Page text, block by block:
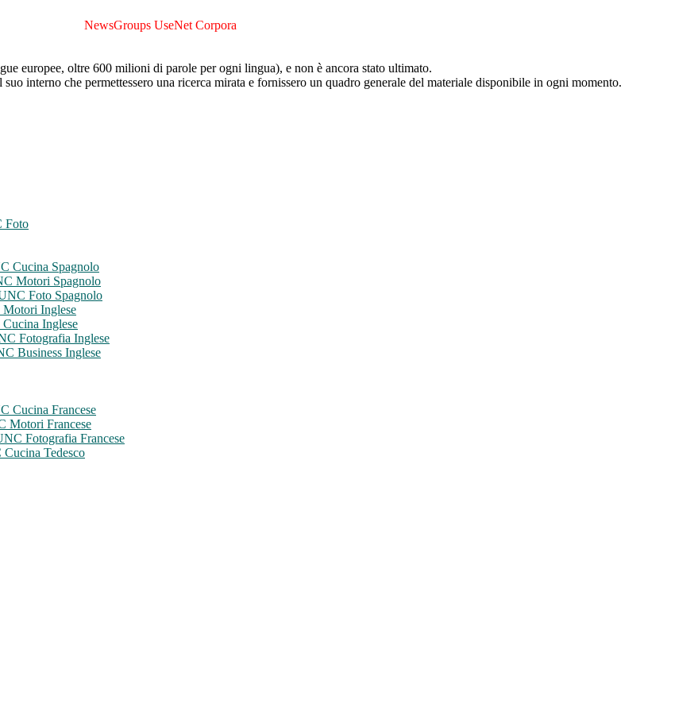
NewsGroups UseNet Corpora
europee, oltre 600 milioni di parole per ogni lingua), e non è ancora stato ultimato.
interno che permettessero una ricerca mirata e fornissero un quadro generale del materiale disponibile in ogni momento.
Foto
Cucina Spagnolo
Motori Spagnolo
Foto Spagnolo
Inglese
Inglese
Fotografia Inglese
Business Inglese
Cucina Francese
Motori Francese
Fotografia Francese
Tedesco